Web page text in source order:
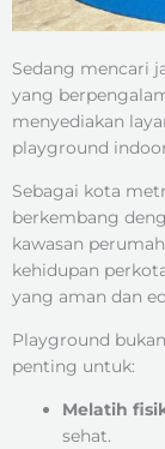
Sedang mencari
yang
menyediakan
playground
Sebagai kota
berkembang
kawasan
kehidupan
yang aman dan
Playground
penting untuk:
Melatih
sehat.